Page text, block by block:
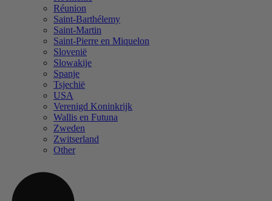
Réunion
Saint-Barthélemy
Saint-Martin
Saint-Pierre en Miquelon
Slovenië
Slowakije
Spanje
Tsjechië
USA
Verenigd Koninkrijk
Wallis en Futuna
Zweden
Zwitserland
Other